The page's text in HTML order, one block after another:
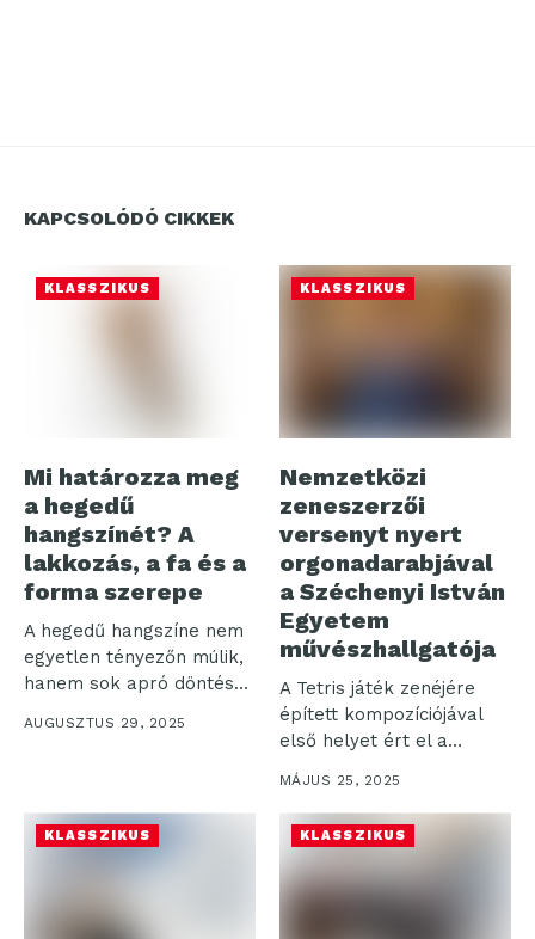
KAPCSOLÓDÓ CIKKEK
KLASSZIKUS
Mi határozza meg
a hegedű
hangszínét? A
lakkozás, a fa és a
forma szerepe
A hegedű hangszíne nem
egyetlen tényezőn múlik,
hanem sok apró döntés
AUGUSZTUS 29, 2025
KLASSZIKUS
Nemzetközi
zeneszerzői
versenyt nyert
orgonadarabjával
a Széchenyi István
Egyetem
művészhallgatója
A Tetris játék zenéjére
épített kompozíciójával
első helyet ért el a
rangos...
MÁJUS 25, 2025
KLASSZIKUS KLASSZIKUS